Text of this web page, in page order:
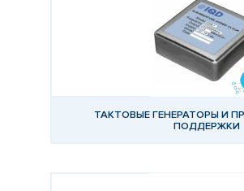
ТАКТОВЫЕ ГЕНЕРАТОРЫ И
ПОДДЕРЖКИ